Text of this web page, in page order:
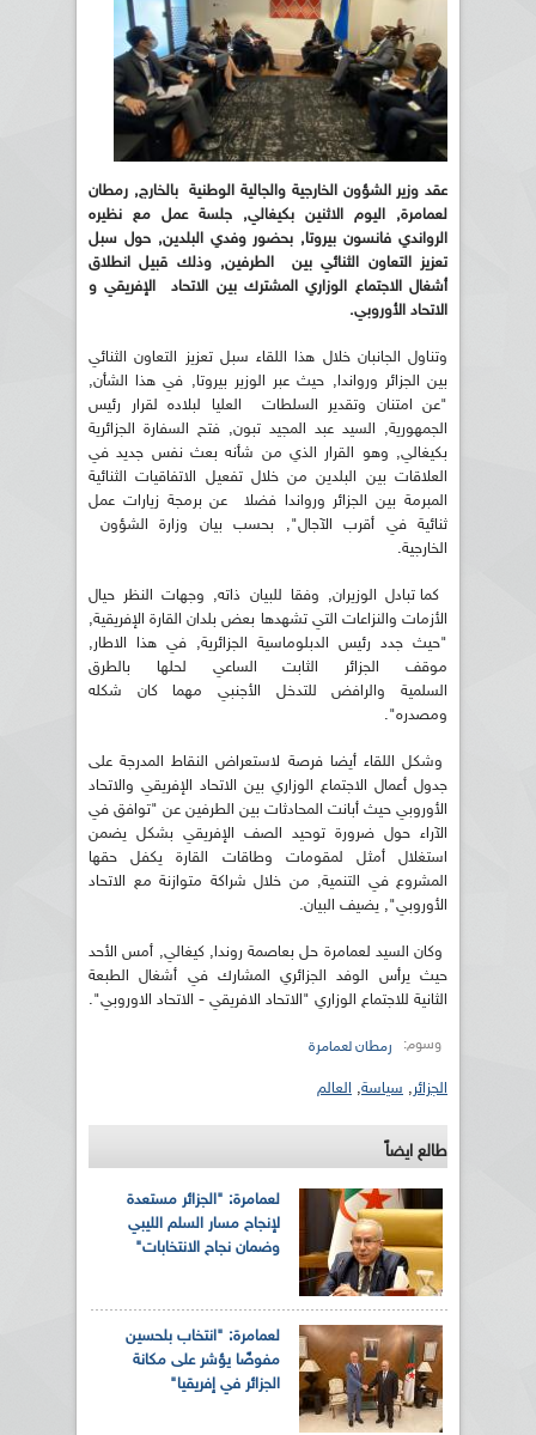
عقد وزير الشؤون الخارجية والجالية الوطنية بالخارج, رمطان
لعمامرة, اليوم الاثنين بكيغالي, جلسة عمل مع نظيره
الرواندي فانسون بيروتا, بحضور وفدي البلدين, حول سبل
تعزيز التعاون الثنائي بين الطرفين, وذلك قبيل انطلاق
أشغال الاجتماع الوزاري المشترك بين الاتحاد الإفريقي و
الاتحاد الأوروبي.
و‎تناول الجانبان خلال هذا اللقاء سبل تعزيز التعاون الثنائي
بين الجزائر ورواندا, حيث عبر الوزير بيروتا, في هذا الشأن,
"عن امتنان وتقدير السلطات العليا لبلاده لقرار رئيس
الجمهورية, السيد عبد المجيد تبون, فتح السفارة الجزائرية
بكيغالي, وهو القرار الذي من شأنه بعث نفس جديد في
العلاقات بين البلدين من خلال تفعيل الاتفاقيات الثنائية
المبرمة بين الجزائر ورواندا فضلا عن برمجة زيارات عمل
ثنائية في أقرب الآجال", بحسب بيان وزارة الشؤون
الخارجية.
‎كما تبادل الوزيران, وفقا للبيان ذاته, وجهات النظر حيال
الأزمات والنزاعات التي تشهدها بعض بلدان القارة الإفريقية,
"حيث جدد رئيس الدبلوماسية الجزائرية, في هذا الاطار,
موقف الجزائر الثابت الساعي لحلها بالطرق
السلمية والرافض للتدخل الأجنبي مهما كان شكله
ومصدره".
وشكل اللقاء أيضا فرصة لاستعراض النقاط المدرجة على
جدول أعمال الاجتماع الوزاري بين الاتحاد الإفريقي والاتحاد
الأوروبي حيث أبانت المحادثات بين الطرفين عن "توافق في
الآراء حول ضرورة توحيد الصف الإفريقي بشكل يضمن
استغلال أمثل لمقومات وطاقات القارة يكفل حقها
المشروع في التنمية, من خلال شراكة متوازنة مع الاتحاد
الأوروبي", يضيف البيان.
وكان السيد لعمامرة حل بعاصمة روندا, كيغالي, أمس الأحد
حيث يرأس الوفد الجزائري المشارك في أشغال الطبعة
الثانية للاجتماع الوزاري "الاتحاد الافريقي - الاتحاد الاوروبي".
وسوم: رمطان لعمامرة
الجزائر, سياسة, العالم
طالع ايضاً
لعمامرة: "الجزائر مستعدة
لإنجاح مسار السلم الليبي
وضمان نجاح الانتخابات"
لعمامرة: "انتخاب بلحسين
مفوضًا يؤشر على مكانة
الجزائر في إفريقيا"